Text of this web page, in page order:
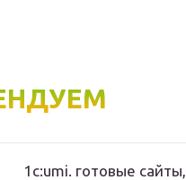
1с:umi. готовые сайты,